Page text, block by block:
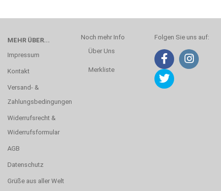
MEHR ÜBER...
Impressum
Kontakt
Versand- &
Zahlungsbedingungen
Widerrufsrecht &
Widerrufsformular
AGB
Datenschutz
Grüße aus aller Welt
Noch mehr Info
Über Uns
Merkliste
Folgen Sie uns auf: